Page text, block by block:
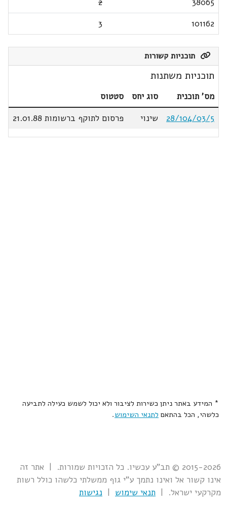
101162
3
תוכניות קשורות
תוכניות משתנות
מס' תוכנית סוג יחס
סטטוס
28/104/03/5
שינוי פרסום לתוקף ברשומות 21.01.88
* המידע באתר ניתן כשירות לציבור ולא יכול לשמש כעילה לתביעה
כלשהי, הכל בהתאם לתנאי השימוש.
2015-2026 © תב"ע עכשיו. כל הזכויות שמורות. | אתר זה
אינו קשור אל ואינו נתמך ע"י גוף ממשלתי כלשהו כולל רשות
מקרקעי ישראל. | תנאי שימוש | נגישות